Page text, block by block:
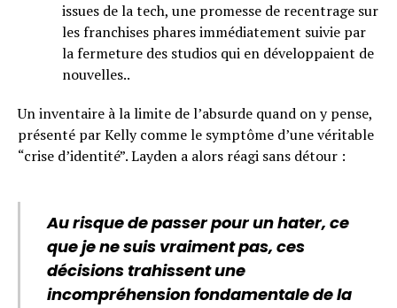
issues de la tech, une promesse de recentrage sur
les franchises phares immédiatement suivie par
la fermeture des studios qui en développaient de
nouvelles..
Un inventaire à la limite de l’absurde quand on y pense,
présenté par Kelly comme le symptôme d’une véritable
“crise d’identité”. Layden a alors réagi sans détour :
Au risque de passer pour un hater, ce
que je ne suis vraiment pas, ces
décisions trahissent une
incompréhension fondamentale de la